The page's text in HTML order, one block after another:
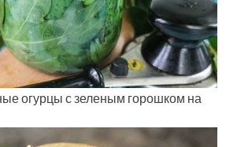
огурцы с зеленым горошком на